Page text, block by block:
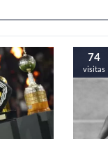
74
visitas